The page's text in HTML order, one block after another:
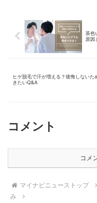
茶色
原因
ヒゲ脱毛で汗が増える？後悔しないた
きたいQ&A
コメント
コメ
マイナビニューストップ
み